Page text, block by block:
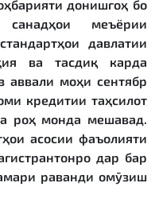
донишгоҳ бо
санадҳои меъёрии
давлатии
ва тасдиқ карда
аввали моҳи сентябр
кредитии таҳсилот
роҳ монда мешавад.
асосии фаъолияти
дар бар
раванди омӯзиш